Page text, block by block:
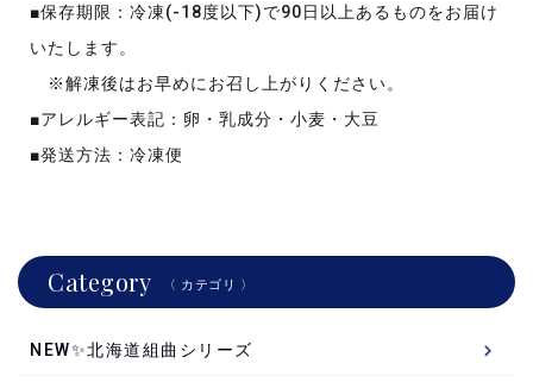
■保存期限：冷凍(-18度以下)で90日以上あるものをお届け
いたします。
※解凍後はお早めにお召し上がりください。
■アレルギー表記：卵・乳成分・小麦・大豆
■発送方法：冷凍便
Category 〈 カテゴリ 〉
NEW✨北海道組曲シリーズ